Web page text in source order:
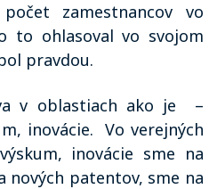
zamestnancov vo
to ohlasoval vo svojom
pravdou.
v oblastiach ako je
–
inovácie. Vo verejných
inovácie sme na
nových patentov, sme na